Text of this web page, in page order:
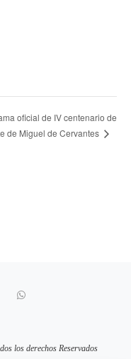
oficial de IV centenario de
de Miguel de Cervantes
los derechos Reservados